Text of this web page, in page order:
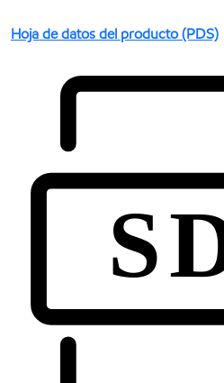
Hoja de datos del producto (PDS)